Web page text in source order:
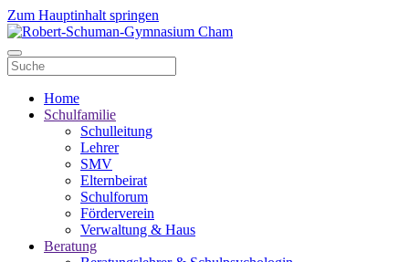
Zum Hauptinhalt springen
Home
Schulfamilie
Schulleitung
Lehrer
SMV
Elternbeirat
Schulforum
Förderverein
Verwaltung & Haus
Beratung